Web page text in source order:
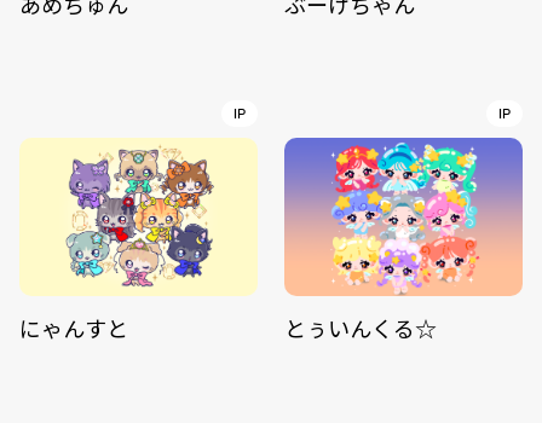
IP
にゃんすと
IP
とぅいんくる☆